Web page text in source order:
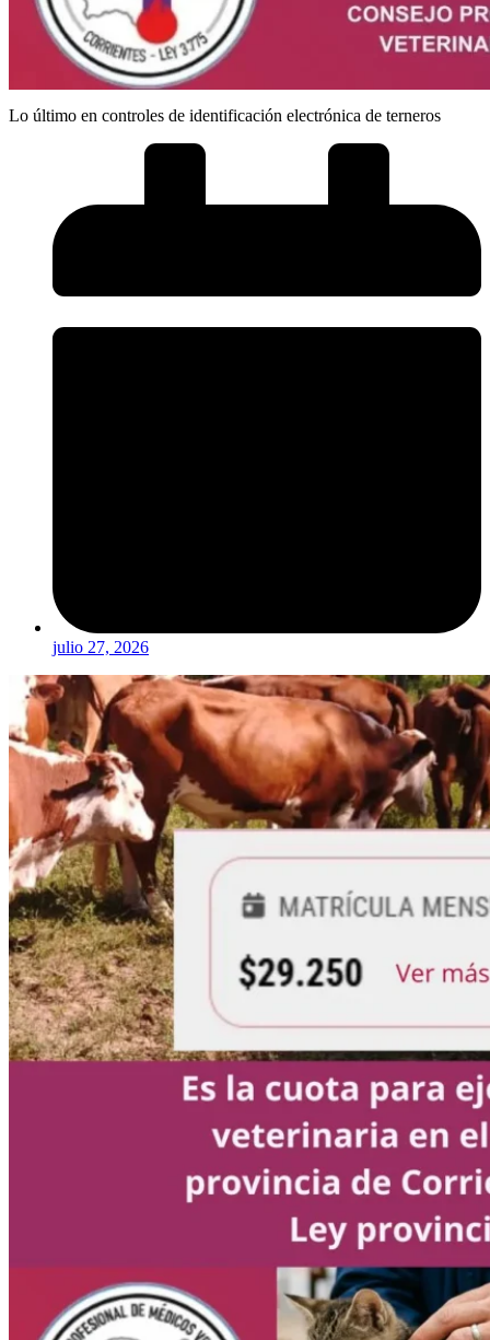
Lo último en controles de identificación electrónica de terneros
julio 27, 2026